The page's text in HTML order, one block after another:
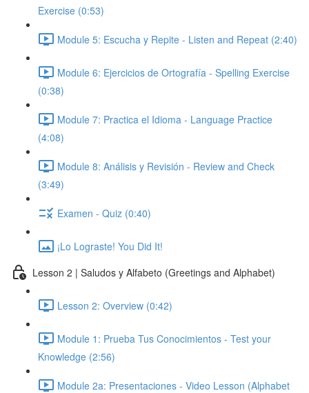
Exercise (0:53)
Module 5: Escucha y Repite - Listen and Repeat (2:40)
Module 6: Ejercicios de Ortografía - Spelling Exercise
(0:38)
Module 7: Practica el Idioma - Language Practice
(4:08)
Module 8: Análisis y Revisión - Review and Check
(3:49)
Examen - Quiz (0:40)
¡Lo Lograste! You Did It!
Lesson 2 | Saludos y Alfabeto (Greetings and Alphabet)
Lesson 2: Overview (0:42)
Module 1: Prueba Tus Conocimientos - Test your
Knowledge (2:56)
Module 2a: Presentaciones - Video Lesson (Alphabet